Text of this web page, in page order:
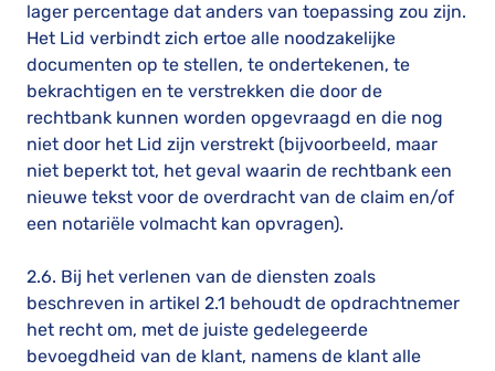
lager percentage dat anders van toepassing zou zijn.
Het Lid verbindt zich ertoe alle noodzakelijke
documenten op te stellen, te ondertekenen, te
bekrachtigen en te verstrekken die door de
rechtbank kunnen worden opgevraagd en die nog
niet door het Lid zijn verstrekt (bijvoorbeeld, maar
niet beperkt tot, het geval waarin de rechtbank een
nieuwe tekst voor de overdracht van de claim en/of
een notariële volmacht kan opvragen).
2.6. Bij het verlenen van de diensten zoals
beschreven in artikel 2.1 behoudt de opdrachtnemer
het recht om, met de juiste gedelegeerde
bevoegdheid van de klant, namens de klant alle